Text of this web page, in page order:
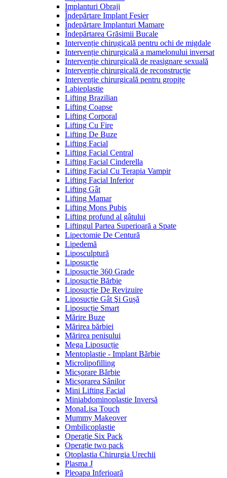
Implanturi Obraji
Îndepărtare Implant Fesier
Îndepărtare Implanturi Mamare
Îndepărtarea Grăsimii Bucale
Intervenție chirugicală pentru ochi de migdale
Intervenție chirurgicală a mamelonului inversat
Intervenție chirurgicală de reasignare sexuală
Intervenție chirurgicală de reconstrucție
Intervenție chirurgicală pentru gropițe
Labieplastie
Lifting Brazilian
Lifting Coapse
Lifting Corporal
Lifting Cu Fire
Lifting De Buze
Lifting Facial
Lifting Facial Central
Lifting Facial Cinderella
Lifting Facial Cu Terapia Vampir
Lifting Facial Inferior
Lifting Gât
Lifting Mamar
Lifting Mons Pubis
Lifting profund al gâtului
Liftingul Partea Superioară a Spate
Lipectomie De Centură
Lipedemă
Liposculptură
Liposucție
Liposucție 360 Grade
Liposucție Bărbie
Liposucție De Revizuire
Liposucție Gât Şi Gușă
Liposucție Smart
Mărire Buze
Mărirea bărbiei
Mărirea penisului
Mega Liposucție
Mentoplastie - Implant Bărbie
Microlipofilling
Micșorare Bărbie
Micșorarea Sânilor
Mini Lifting Facial
Miniabdominoplastie Inversă
MonaLisa Touch
Mummy Makeover
Ombilicoplastie
Operație Six Pack
Operație two pack
Otoplastia Chirurgia Urechii
Plasma J
Pleoapa Inferioară